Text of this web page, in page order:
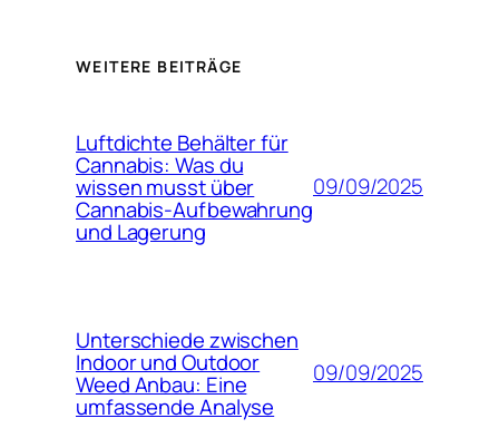
WEITERE BEITRÄGE
Luftdichte Behälter für
Cannabis: Was du
wissen musst über
Cannabis-Aufbewahrung
und Lagerung
09/09/2025
Unterschiede zwischen
Indoor und Outdoor
Weed Anbau: Eine
umfassende Analyse
09/09/2025